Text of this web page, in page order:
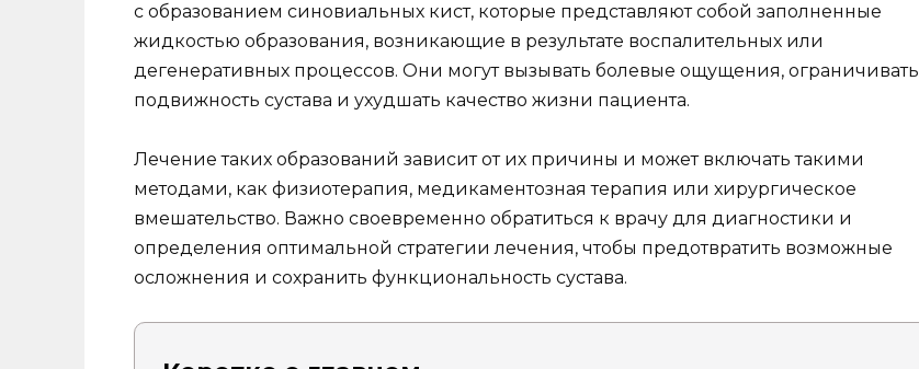
с образованием синовиальных кист, которые представляют собой заполненные
жидкостью образования, возникающие в результате воспалительных или
дегенеративных процессов. Они могут вызывать болевые ощущения, ограничивать
подвижность сустава и ухудшать качество жизни пациента.
Лечение таких образований зависит от их причины и может включать такими
методами, как физиотерапия, медикаментозная терапия или хирургическое
вмешательство. Важно своевременно обратиться к врачу для диагностики и
определения оптимальной стратегии лечения, чтобы предотвратить возможные
осложнения и сохранить функциональность сустава.